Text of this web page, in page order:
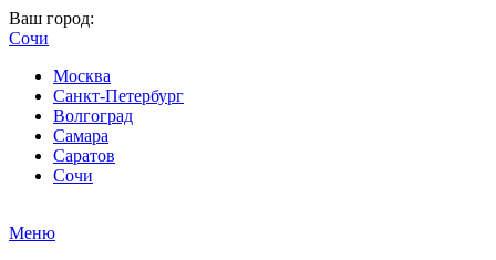
Ваш город:
Сочи
Москва
Санкт-Петербург
Волгоград
Самара
Саратов
Сочи
Меню